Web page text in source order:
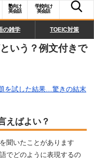
塾向け
英会話
学校向け
英会話
の雑学 TOEIC対策
いう？例文付きで
を試した結果…驚きの結末
えばよい？
聞いたことがあります
でどのように表現するの